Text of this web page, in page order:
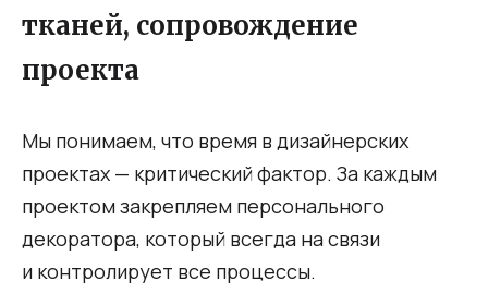
тканей, сопровождение
проекта
Мы понимаем, что время в дизайнерских
проектах — критический фактор. За каждым
проектом закрепляем персонального
декоратора, который всегда на связи
и контролирует все процессы.